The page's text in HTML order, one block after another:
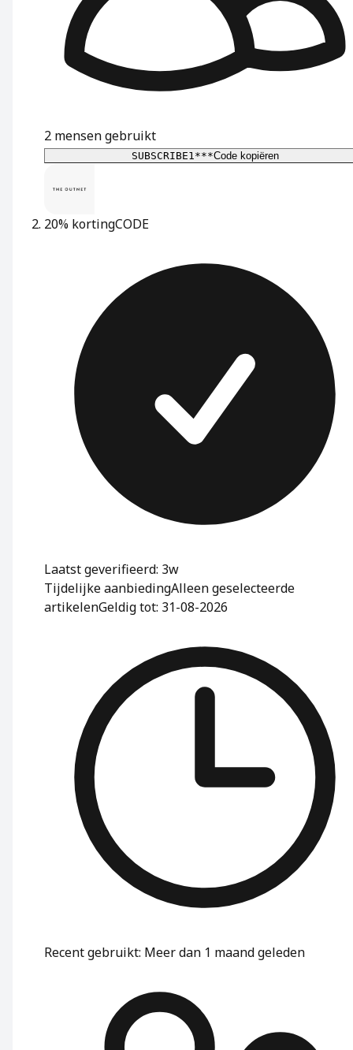
2 mensen gebruikt
SUBSCRIBE1***Code kopiëren
20% kortingCODE
Laatst geverifieerd: 3w
Tijdelijke aanbiedingAlleen geselecteerde
artikelenGeldig tot: 31-08-2026
Recent gebruikt: Meer dan 1 maand geleden